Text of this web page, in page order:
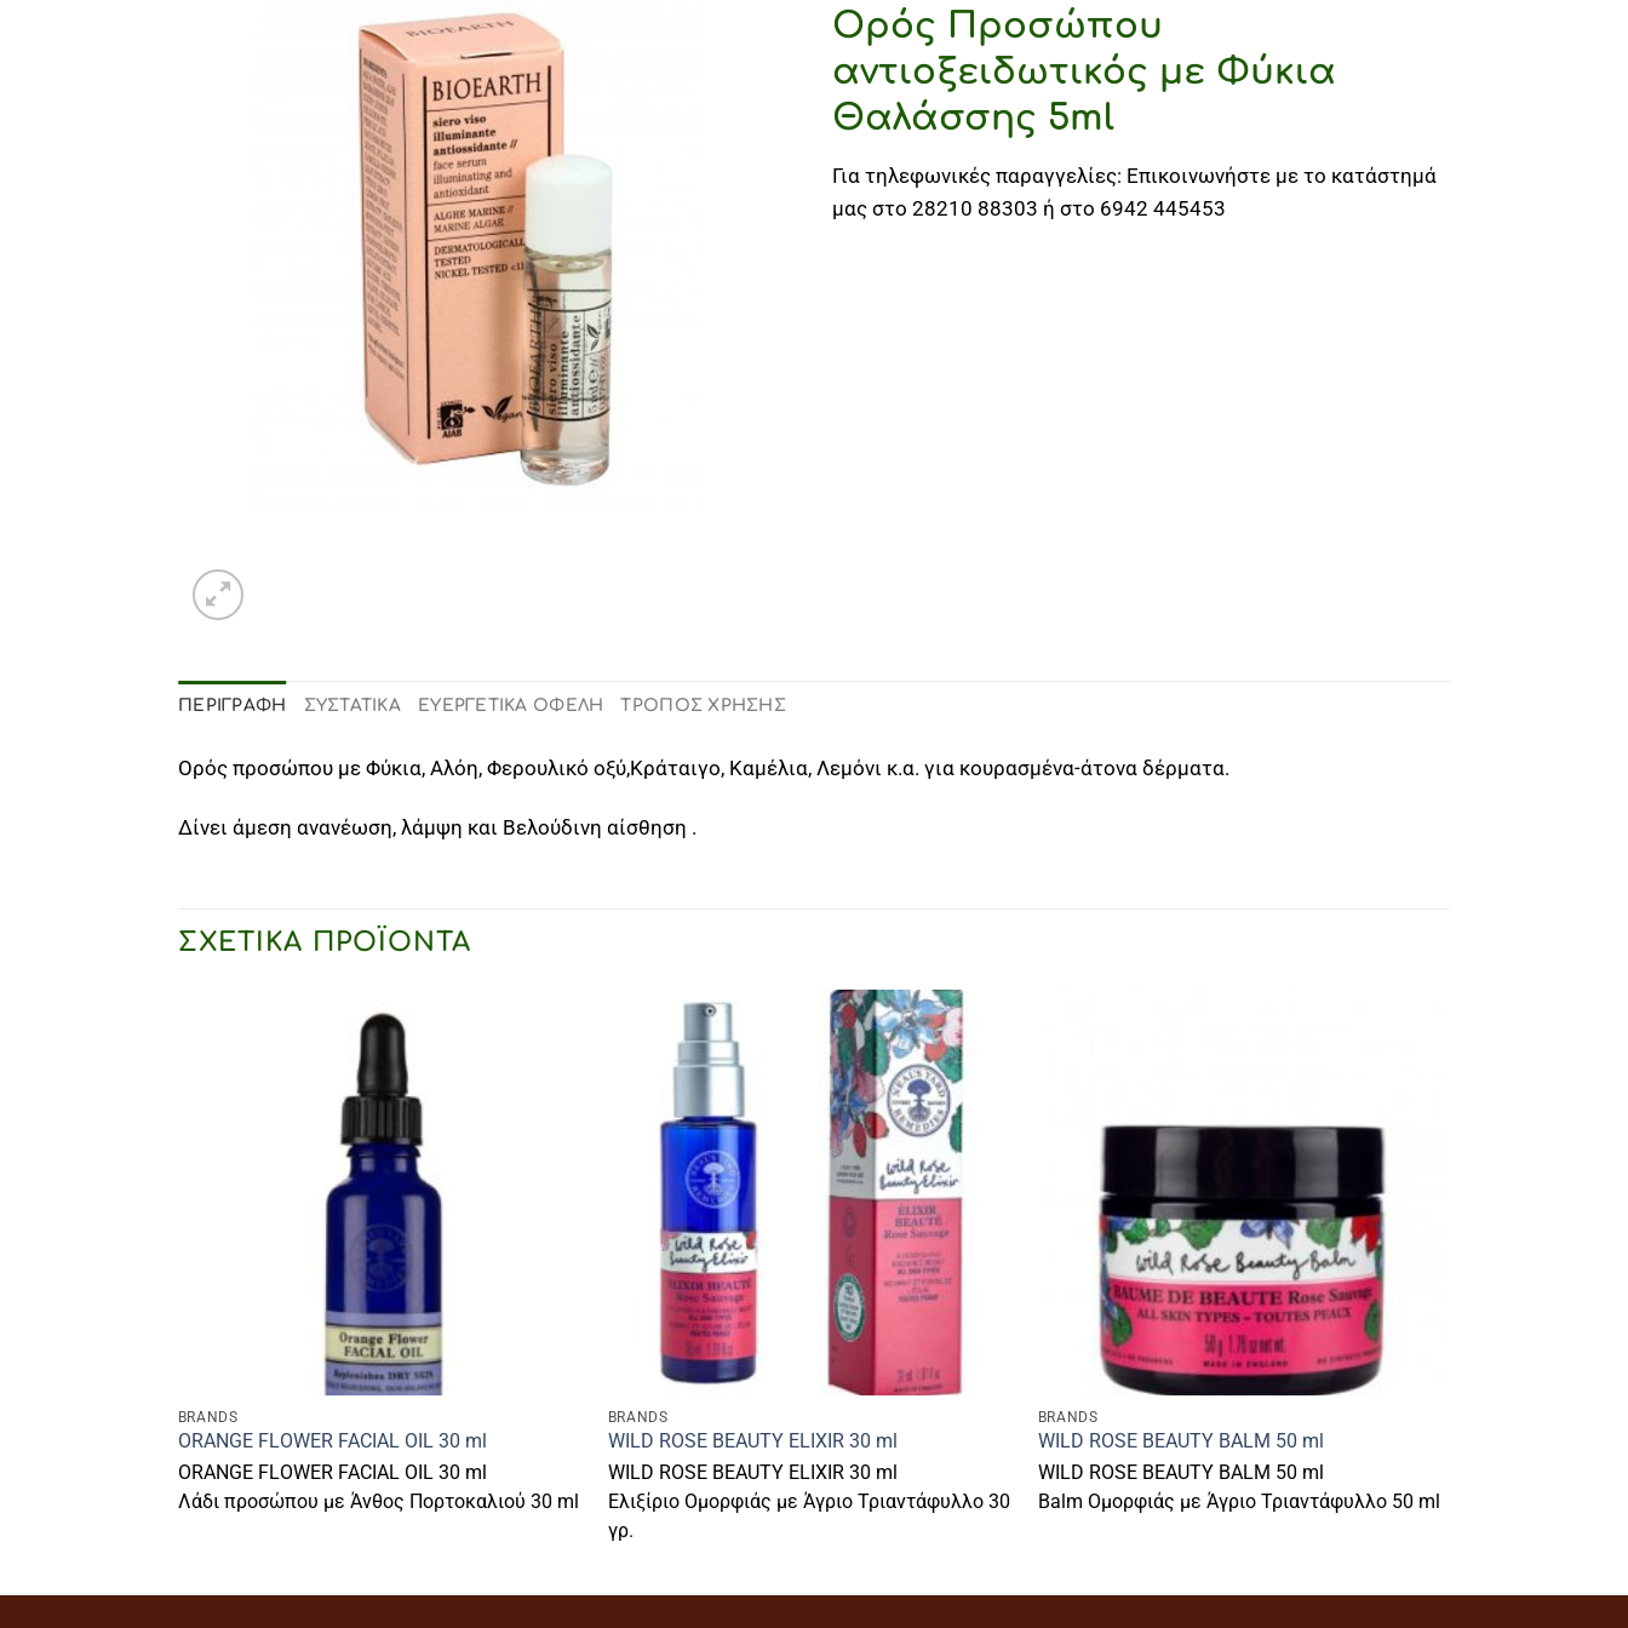
Ορός Προσώπου
αντιοξειδωτικός με Φύκια
Θαλάσσης 5ml
Για τηλεφωνικές παραγγελίες: Επικοινωνήστε με το κατάστημά
μας στο 28210 88303 ή στο 6942 445453
ΠΕΡΙΓΡΑΦΉ ΣΥΣΤΑΤΙΚΑ ΕΥΕΡΓΕΤΙΚΑ ΟΦΕΛΗ ΤΡΟΠΟΣ ΧΡΗΣΗΣ
Ορός προσώπου με Φύκια, Αλόη, Φερουλικό οξύ,Κράταιγο, Καμέλια, Λεμόνι κ.α. για κουρασμένα-άτονα δέρματα.
Δίνει άμεση ανανέωση, λάμψη και Βελούδινη αίσθηση .
ΣΧΕΤΙΚΆ ΠΡΟΪΌΝΤΑ
BRANDS
ORANGE FLOWER FACIAL OIL 30 ml
ORANGE FLOWER FACIAL OIL 30 ml
Λάδι προσώπου με Άνθος Πορτοκαλιού 30 ml
BRANDS
WILD ROSE BEAUTY ELIXIR 30 ml
WILD ROSE BEAUTY ELIXIR 30 ml
Ελιξίριο Ομορφιάς με Άγριο Τριαντάφυλλο 30
γρ.
BRANDS
WILD ROSE BEAUTY BALM 50 ml
WILD ROSE BEAUTY BALM 50 ml
Balm Ομορφιάς με Άγριο Τριαντάφυλλο 50 ml